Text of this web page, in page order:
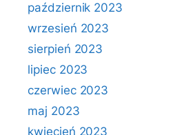
październik 2023
wrzesień 2023
sierpień 2023
lipiec 2023
czerwiec 2023
maj 2023
kwiecień 2023